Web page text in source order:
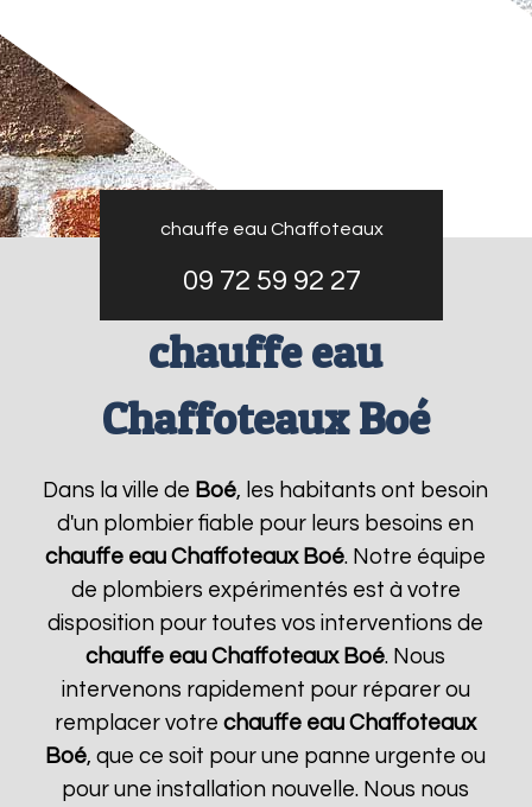
chauffe eau Chaffoteaux
09 72 59 92 27
chauffe eau
Chaffoteaux Boé
Dans la ville de Boé, les habitants ont besoin
d'un plombier fiable pour leurs besoins en
chauffe eau Chaffoteaux Boé. Notre équipe
de plombiers expérimentés est à votre
disposition pour toutes vos interventions de
chauffe eau Chaffoteaux Boé. Nous
intervenons rapidement pour réparer ou
remplacer votrechauffe eau Chaffoteaux
Boé, que ce soit pour une panne urgente ou
pour une installation nouvelle. Nous nous